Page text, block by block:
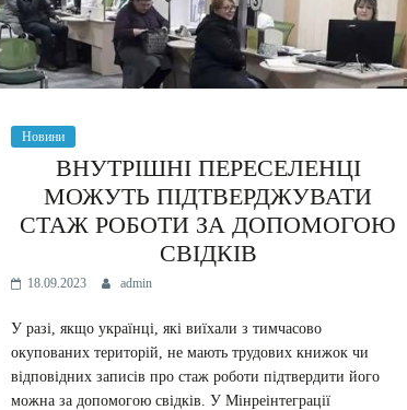
Новини
ВНУТРІШНІ ПЕРЕСЕЛЕНЦІ
МОЖУТЬ ПІДТВЕРДЖУВАТИ
СТАЖ РОБОТИ ЗА ДОПОМОГОЮ
СВІДКІВ
18.09.2023 admin
У разі, якщо українці, які виїхали з тимчасово
окупованих територій, не мають трудових книжок чи
відповідних записів про стаж роботи підтвердити його
можна за допомогою свідків. У Мінреінтеграції